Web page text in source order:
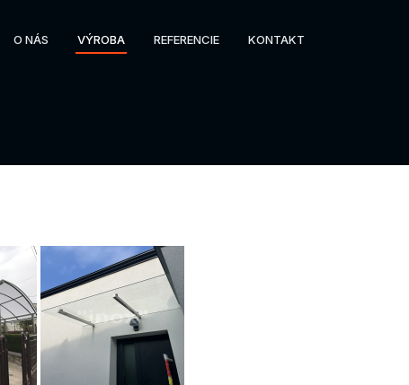
O NÁS VÝROBA REFERENCIE KONTAKT